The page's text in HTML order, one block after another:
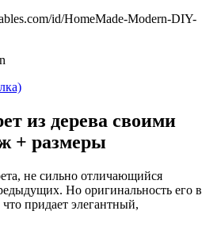
id/HomeMade-Modern-DIY-
из дерева своими
+ размеры
не сильно отличающийся
Но оригинальность его в
придает элегантный,